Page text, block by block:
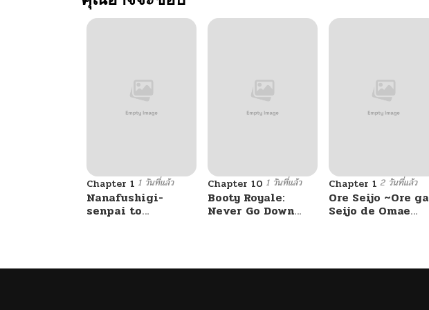
Chapter 1 1 วันที่แล้ว
Nanafushigi-
senpai to
Chapter 10 1 วันที่แล้ว
Booty Royale:
Never Go Down
Chapter 1 2 วันที่แล้ว
Ore Seijo ~Ore ga
Seijo de Omae